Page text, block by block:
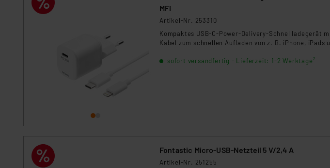
Für die USA besteht kein Angemessenheitsbeschluss der
Unsere Kooperation mit diesen Dienstleistern stützt sich auf
Daten, verbundenen Risiken.“
MFi
Artikel-Nr. 253310
Kompaktes USB-C-Power-Delivery-Schnellladegerät
Kabel zum schnellen Aufladen von z. B. iPhone, iPads
sofort versandfertig - Lieferzeit: 1-2 Werktage²
Fontastic Micro-USB-Netzteil 5 V/2,4 A
Artikel-Nr. 251255